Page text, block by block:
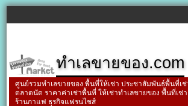
ทำเลขายของ.com
ศูนย์รวมทำเลขายของ พื้นที่ให้เช่า ประชาสัมพันธ์พื้นที่เ
ตลาดนัด ราคาค่าเช่าพื้นที่ ให้เช่าทำเลขายของ พื้นที่เช่
ร้านกาแฟ ธุรกิจแฟรนไชส์